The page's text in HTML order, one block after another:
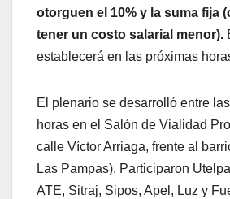
otorguen el 10% y la suma fija
tener un costo salarial menor).
establecerá en las próximas
El plenario se desarrolló entre
horas en el Salón de Vialidad
calle Víctor Arriaga, frente al
Las Pampas). Participaron
ATE, Sitraj, Sipos, Apel, Luz y